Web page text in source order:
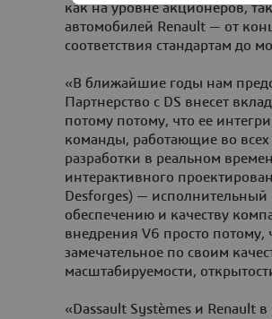
как на уровне акционеров,
автомобилей Renault — от
соответствия стандартам до
«В ближайшие годы нам
Партнерство с DS внесет
потому потому, что ее
команды, работающие во всех
разработки в реальном
интерактивного
Desforges) —
обеспечению и качеству
внедрения V6 просто потому,
замечательное по своим
масштабируемости,
«Dassault Systèmes и Renault